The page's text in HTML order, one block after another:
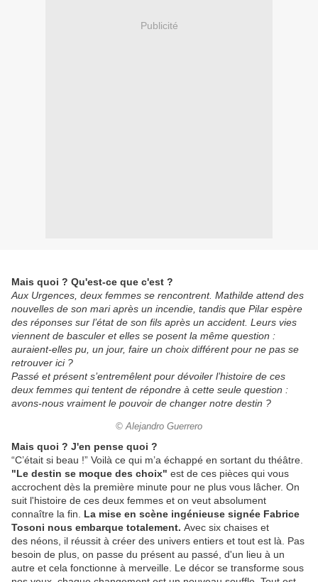
Publicité
Mais quoi ? Qu'est-ce que c'est ?
Aux Urgences, deux femmes se rencontrent. Mathilde attend des
nouvelles de son mari après un incendie, tandis que Pilar espère
des réponses sur l’état de son fils après un accident. Leurs vies
viennent de basculer et elles se posent la même question :
auraient-elles pu, un jour, faire un choix différent pour ne pas se
retrouver ici ?
Passé et présent s’entremêlent pour dévoiler l’histoire de ces
deux femmes qui tentent de répondre à cette seule question :
avons-nous vraiment le pouvoir de changer notre destin ?
© Alejandro Guerrero
Mais quoi ? J'en pense quoi ?
“C’était si beau !” Voilà ce qui m’a échappé en sortant du théâtre.
"Le destin se moque des choix" est de ces pièces qui vous
accrochent dès la première minute pour ne plus vous lâcher. On
suit l'histoire de ces deux femmes et on veut absolument
connaître la fin. La mise en scène ingénieuse signée Fabrice
Tosoni nous embarque totalement. Avec six chaises et
des néons, il réussit à créer des univers entiers et tout est là. Pas
besoin de plus, on passe du présent au passé, d'un lieu à un
autre et cela fonctionne à merveille. Le décor se transforme sous